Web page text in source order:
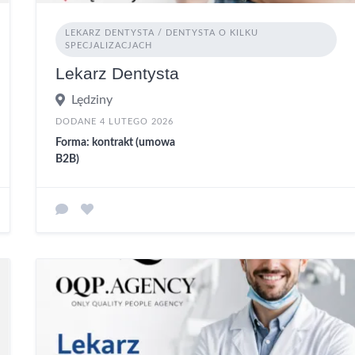
LEKARZ DENTYSTA / DENTYSTA O KILKU
SPECJALIZACJACH
Lekarz Dentysta
Lędziny
DODANE 4 LUTEGO 2026
Forma: kontrakt (umowa
B2B)